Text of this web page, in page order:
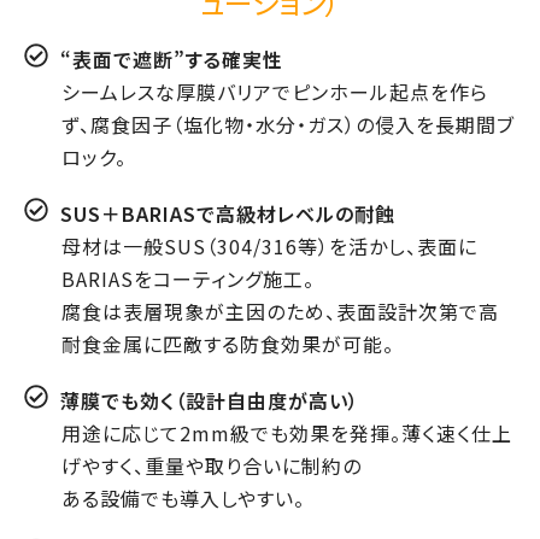
“表面で遮断”する確実性
シームレスな厚膜バリアでピンホール起点を作ら
ず、腐食因子（塩化物・水分・ガス）の侵入を長期間ブ
ロック。
SUS＋BARIASで高級材レベルの耐蝕
母材は一般SUS（304/316等）を活かし、表面に
BARIASをコーティング施工。
腐食は表層現象が主因のため、表面設計次第で高
耐食金属に匹敵する防食効果が可能。
薄膜でも効く（設計自由度が高い）
用途に応じて2mm級でも効果を発揮。薄く速く仕上
げやすく、重量や取り合いに制約の
ある設備でも導入しやすい。